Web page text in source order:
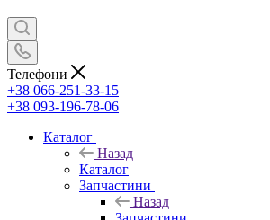
Телефони
+38 066-251-33-15
+38 093-196-78-06
Каталог
Назад
Каталог
Запчастини
Назад